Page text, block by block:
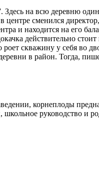
Здесь на всю деревню
сменился
и находится на его
действительно стоит
скважину у себя во
в район. Тогда,
корнеплоды
руководство и